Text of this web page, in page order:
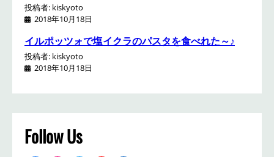
投稿者: kiskyoto
2018年10月18日
イルポッツォで塩イクラのパスタを食べれた～♪
投稿者: kiskyoto
2018年10月18日
Follow Us